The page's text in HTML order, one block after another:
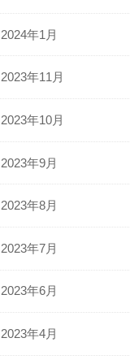
2024年1月
2023年11月
2023年10月
2023年9月
2023年8月
2023年7月
2023年6月
2023年4月